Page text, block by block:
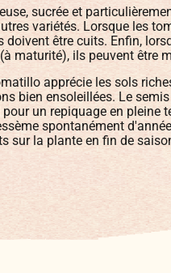
sucrée et
variétés. Lorsque les
doivent être cuits. Enfin,
maturité), ils peuvent être
apprécie les sols
bien ensoleillées. Le
un repiquage en pleine
spontanément
sur la plante en fin de